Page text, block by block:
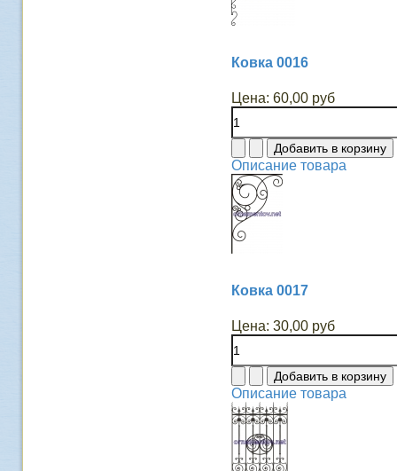
Ковка 0016
Цена: 60,00 руб
Описание товара
Ковка 0017
Цена: 30,00 руб
Описание товара